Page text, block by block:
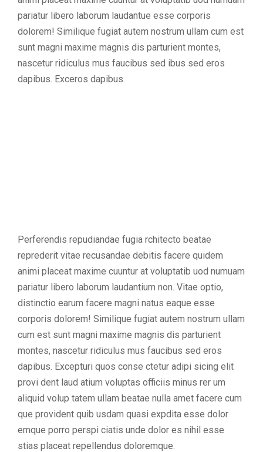
pariatur libero laborum laudantue esse corporis
dolorem! Similique fugiat autem nostrum ullam cum est
sunt magni maxime magnis dis parturient montes,
nascetur ridiculus mus faucibus sed ibus sed eros
dapibus. Exceros dapibus.
Perferendis repudiandae fugia rchitecto beatae
reprederit vitae recusandae debitis facere quidem
animi placeat maxime cuuntur at voluptatib uod numuam
pariatur libero laborum laudantium non. Vitae optio,
distinctio earum facere magni natus eaque esse
corporis dolorem! Similique fugiat autem nostrum ullam
cum est sunt magni maxime magnis dis parturient
montes, nascetur ridiculus mus faucibus sed eros
dapibus. Excepturi quos conse ctetur adipi sicing elit
provi dent laud atium voluptas officiis minus rer um
aliquid volup tatem ullam beatae nulla amet facere cum
que provident quib usdam quasi expdita esse dolor
emque porro perspi ciatis unde dolor es nihil esse
stias placeat repellendus doloremque.